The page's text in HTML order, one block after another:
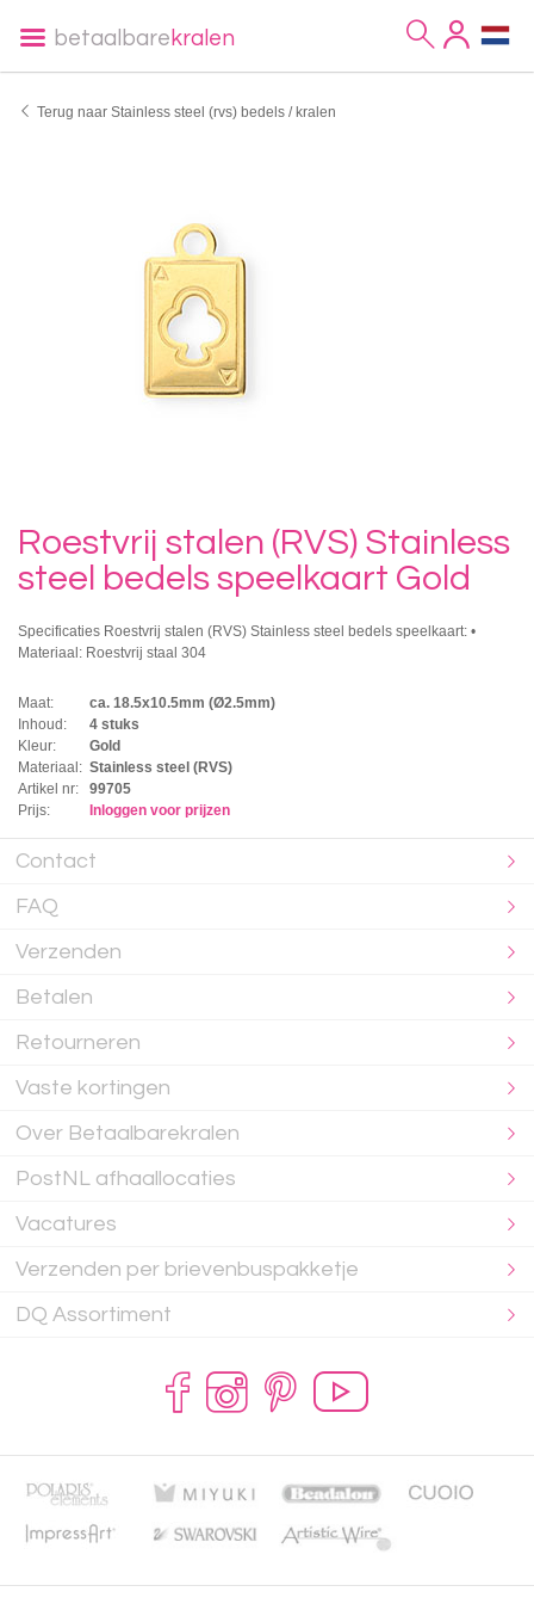
betaalbare kralen
Terug naar Stainless steel (rvs) bedels / kralen
Roestvrij stalen (RVS) Stainless
steel bedels speelkaart Gold
Specificaties Roestvrij stalen (RVS) Stainless steel bedels speelkaart: •
Materiaal: Roestvrij staal 304
Maat:
ca. 18.5x10.5mm (Ø2.5mm)
Inhoud:
4 stuks
Kleur:
Gold
Materiaal: Stainless steel (RVS)
Artikel nr:
99705
Prijs:
Inloggen voor prijzen
Contact
FAQ
Verzenden
Betalen
Retourneren
Vaste kortingen
Over Betaalbarekralen
PostNL afhaallocaties
Vacatures
Verzenden per brievenbuspakketje
DQ Assortiment